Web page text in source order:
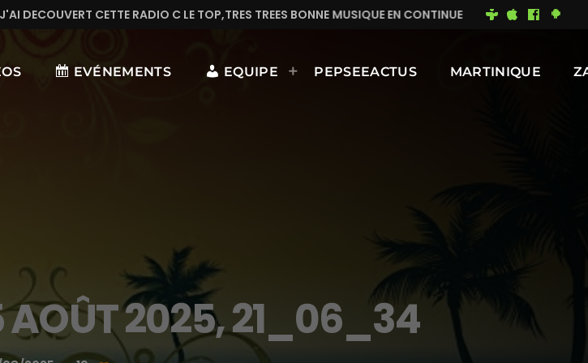
TOP,TRES TREES BONNE MUSIQUE EN CONTINUE MIMI DU 93 BONNE JOURNÉE
EVÉNEMENTS EQUIPE PEPSEEACTUS MARTINIQUE
AOÛT 2025, 21_06_34